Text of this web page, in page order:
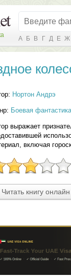
А Б В Г Д Е Ж
Нортон Андрэ
Боевая фантастика
выражает
включая
Читать книгу